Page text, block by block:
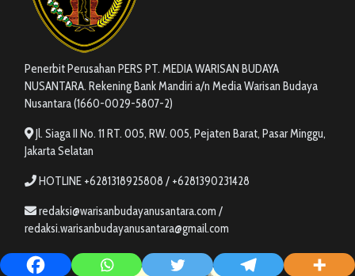
Penerbit Perusahan PERS PT. MEDIA WARISAN BUDAYA
NUSANTARA. Rekening Bank Mandiri a/n Media Warisan Budaya
Nusantara (1660-0029-5807-2)
Jl. Siaga II No. 11 RT. 005, RW. 005, Pejaten Barat, Pasar Minggu,
Jakarta Selatan
HOTLINE +6281318925808 / +6281390231428
redaksi@warisanbudayanusantara.com /
redaksi.warisanbudayanusantara@gmail.com